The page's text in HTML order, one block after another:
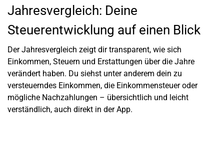
Jahresvergleich: Deine
Steuerentwicklung auf einen Blick
Der Jahresvergleich zeigt dir transparent, wie sich
Einkommen, Steuern und Erstattungen über die Jahre
verändert haben. Du siehst unter anderem dein zu
versteuerndes Einkommen, die Einkommensteuer oder
mögliche Nachzahlungen – übersichtlich und leicht
verständlich, auch direkt in der App.